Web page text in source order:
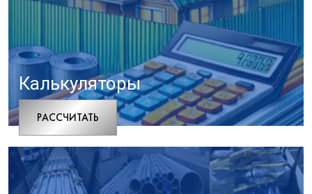
Калькуляторы
РАCСЧИТАТЬ